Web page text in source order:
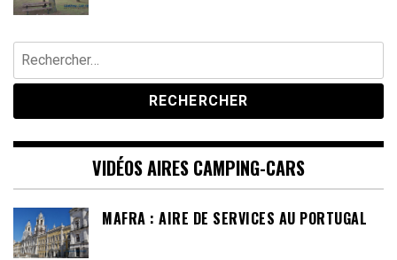
Rechercher :
VIDÉOS AIRES CAMPING-CARS
MAFRA : AIRE DE SERVICES AU PORTUGAL